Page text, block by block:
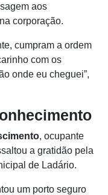
aos
corporação.
cumpram a ordem
com os
onde eu cheguei”,
, ocupante
a gratidão pela
de Ladário.
um porto seguro